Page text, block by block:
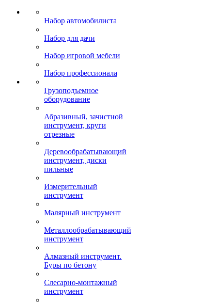
Набор автомобилиста
Набор для дачи
Набор игровой мебели
Набор профессионала
Грузоподъемное
оборудование
Абразивный, зачистной
инструмент, круги
отрезные
Деревообрабатывающий
инструмент, диски
пильные
Измерительный
инструмент
Малярный инструмент
Металлообрабатывающий
инструмент
Алмазный инструмент.
Буры по бетону
Слесарно-монтажный
инструмент